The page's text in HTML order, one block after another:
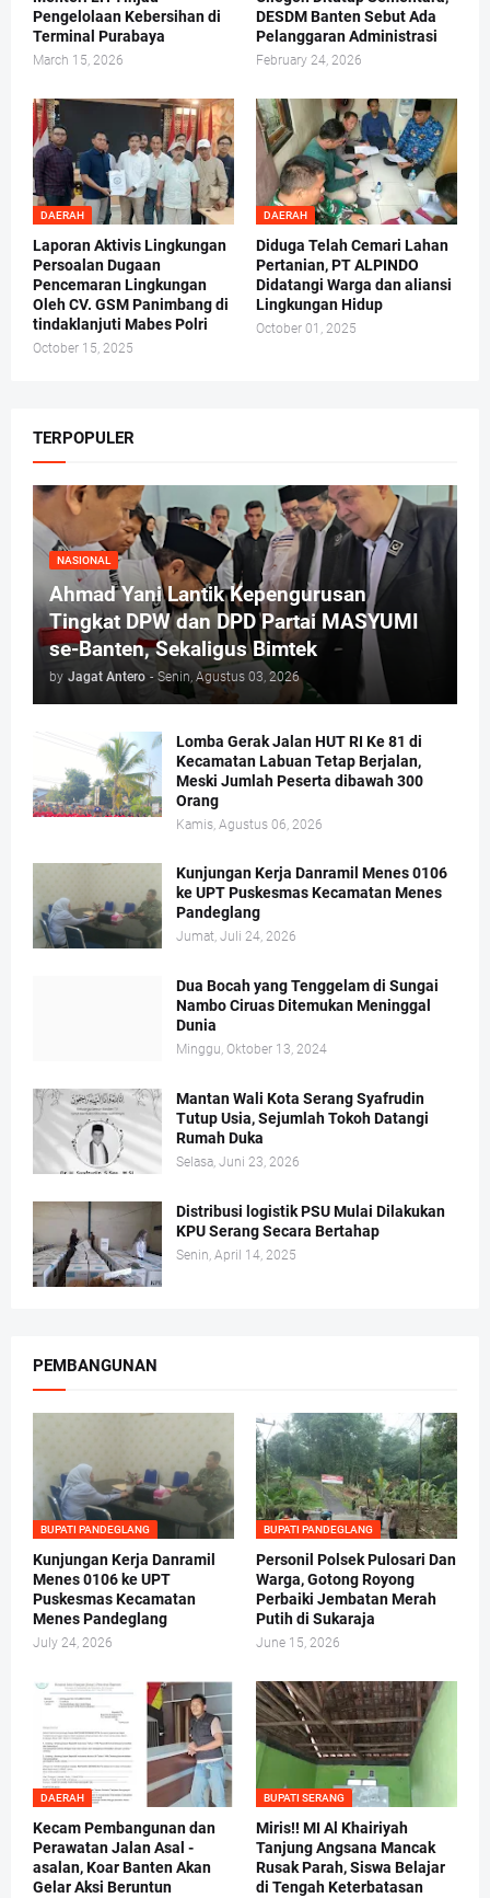
Pengelolaan Kebersihan di
Terminal Purabaya
March 15, 2026
DESDM Banten Sebut Ada
Pelanggaran Administrasi
February 24, 2026
DAERAH
Laporan Aktivis Lingkungan
Persoalan Dugaan
Pencemaran Lingkungan
Oleh CV. GSM Panimbang di
tindaklanjuti Mabes Polri
October 15, 2025
DAERAH
Diduga Telah Cemari Lahan
Pertanian, PT ALPINDO
Didatangi Warga dan aliansi
Lingkungan Hidup
October 01, 2025
TERPOPULER
NASIONAL
Ahmad Yani Lantik Kepengurusan
Tingkat DPW dan DPD Partai MASYUMI
se-Banten, Sekaligus Bimtek
by Jagat Antero - Senin, Agustus 03, 2026
Lomba Gerak Jalan HUT RI Ke 81 di
Kecamatan Labuan Tetap Berjalan,
Meski Jumlah Peserta dibawah 300
Orang
Kamis, Agustus 06, 2026
Kunjungan Kerja Danramil Menes 0106
ke UPT Puskesmas Kecamatan Menes
Pandeglang
Jumat, Juli 24, 2026
Dua Bocah yang Tenggelam di Sungai
Nambo Ciruas Ditemukan Meninggal
Dunia
Minggu, Oktober 13, 2024
Mantan Wali Kota Serang Syafrudin
Tutup Usia, Sejumlah Tokoh Datangi
Rumah Duka
Selasa, Juni 23, 2026
Distribusi logistik PSU Mulai Dilakukan
KPU Serang Secara Bertahap
Senin, April 14, 2025
PEMBANGUNAN
BUPATI PANDEGLANG
Kunjungan Kerja Danramil
Menes 0106 ke UPT
Puskesmas Kecamatan
Menes Pandeglang
July 24, 2026
BUPATI PANDEGLANG
Personil Polsek Pulosari Dan
Warga, Gotong Royong
Perbaiki Jembatan Merah
Putih di Sukaraja
June 15, 2026
DAERAH
Kecam Pembangunan dan
Perawatan Jalan Asal -
asalan, Koar Banten Akan
Gelar Aksi Beruntun
BUPATI SERANG
Miris!! MI Al Khairiyah
Tanjung Angsana Mancak
Rusak Parah, Siswa Belajar
di Tengah Keterbatasan